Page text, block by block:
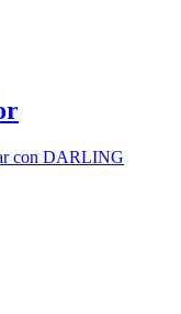
con DARLING